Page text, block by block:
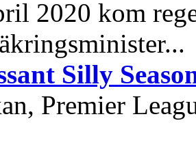
2020 kom
Silly
Premier